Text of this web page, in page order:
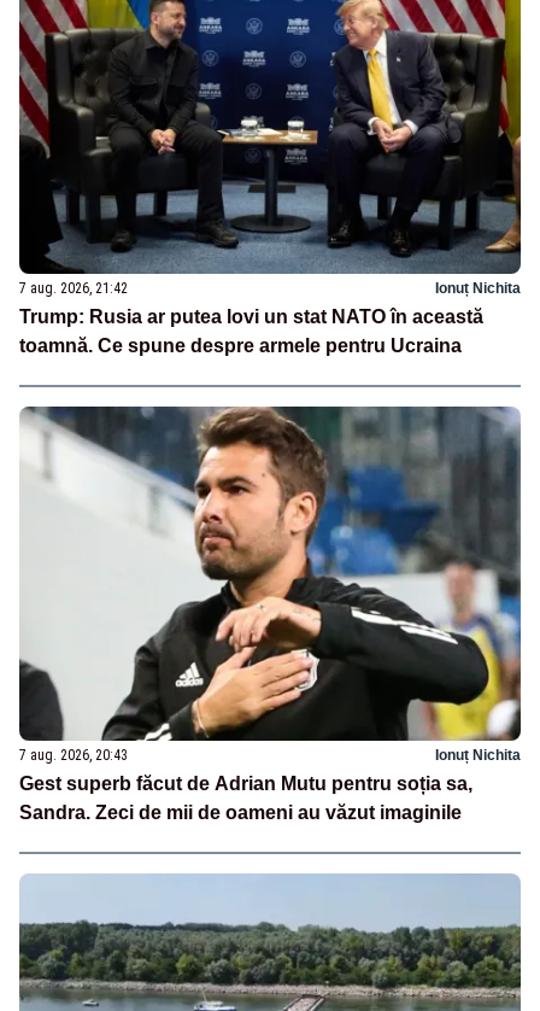
7 aug. 2026, 21:42 Ionuț Nichita
Trump: Rusia ar putea lovi un stat NATO în această
toamnă. Ce spune despre armele pentru Ucraina
7 aug. 2026, 20:43 Ionuț Nichita
Gest superb făcut de Adrian Mutu pentru soția sa,
Sandra. Zeci de mii de oameni au văzut imaginile